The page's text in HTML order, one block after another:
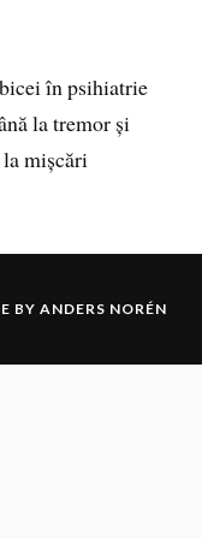
în psihiatrie
la tremor și
mișcări
BY ANDERS NORÉN